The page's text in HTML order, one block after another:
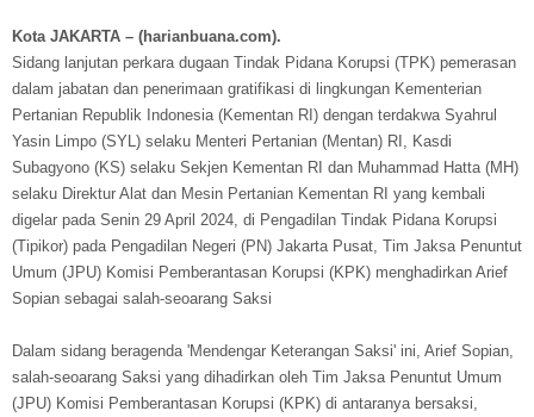
Kota JAKARTA – (harianbuana.com).
Sidang lanjutan perkara dugaan Tindak Pidana Korupsi (TPK) pemerasan
dalam jabatan dan penerimaan gratifikasi di lingkungan Kementerian
Pertanian Republik Indonesia (Kementan RI) dengan terdakwa Syahrul
Yasin Limpo (SYL) selaku Menteri Pertanian (Mentan) RI, Kasdi
Subagyono (KS) selaku Sekjen Kementan RI dan Muhammad Hatta (MH)
selaku Direktur Alat dan Mesin Pertanian Kementan RI yang kembali
digelar pada Senin 29 April 2024, di Pengadilan Tindak Pidana Korupsi
(Tipikor) pada Pengadilan Negeri (PN) Jakarta Pusat, Tim Jaksa Penuntut
Umum (JPU) Komisi Pemberantasan Korupsi (KPK) menghadirkan Arief
Sopian sebagai salah-seoarang Saksi
Dalam sidang beragenda 'Mendengar Keterangan Saksi' ini, Arief Sopian,
salah-seoarang Saksi yang dihadirkan oleh Tim Jaksa Penuntut Umum
(JPU) Komisi Pemberantasan Korupsi (KPK) di antaranya bersaksi,